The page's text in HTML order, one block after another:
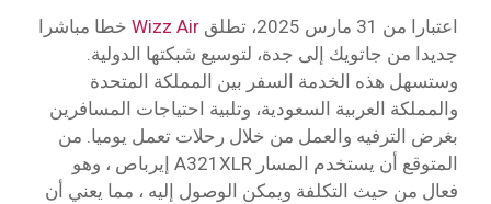
اعتبارا من 31 مارس 2025، تطلق Wizz Air خطا مباشرا
جديدا من جاتويك إلى جدة، لتوسيع شبكتها الدولية.
وستسهل هذه الخدمة السفر بين المملكة المتحدة
والمملكة العربية السعودية، وتلبية احتياجات المسافرين
بغرض الترفيه والعمل من خلال رحلات تعمل يوميا. من
المتوقع أن يستخدم المسار A321XLR إيرباص ، وهو
فعال من حيث التكلفة ويمكن الوصول إليه ، مما يعني أن